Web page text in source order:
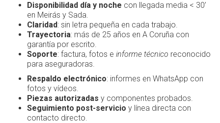
Disponibilidad día y noche con llegada media < 30’
en Meirás y Sada.
Claridad: sin letra pequeña en cada trabajo.
Trayectoria: más de 25 años en A Coruña con
garantía por escrito.
Soporte: factura, fotos e informe técnico reconocido
para aseguradoras.
Respaldo electrónico: informes en WhatsApp con
fotos y vídeos.
Piezas autorizadas y componentes probados.
Seguimiento post-servicio y línea directa con
contacto directo.